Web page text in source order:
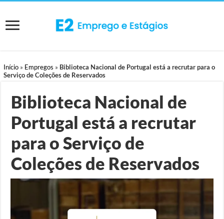
Início » Empregos » Biblioteca Nacional de Portugal está a recrutar para o
Serviço de Coleções de Reservados
Biblioteca Nacional de
Portugal está a recrutar
para o Serviço de
Coleções de Reservados